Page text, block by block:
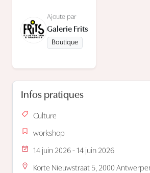
Ajoute par
Galerie Frits
Boutique
Infos pratiques
Culture
workshop
14 juin 2026 - 14 juin 2026
Korte Nieuwstraat 5, 2000